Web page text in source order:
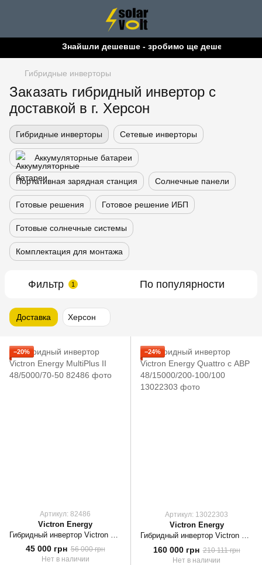
Знайшли дешевше - зробимо ще дешевше!
Гибридные инверторы
Заказать гибридный инвертор с
доставкой в ​​г. Херсон
Гибридные инверторы Сетевые инверторы
Аккумуляторные батареи
Портативная зарядная станция Солнечные панели
Готовые решения Готовое решение ИБП
Готовые солнечные системы
Комплектация для монтажа
Фильтр 1 По популярности
Доставка Херсон
−20%
Артикул: 82486
Victron Energy
45 000 грн 56 000 грн
Нет в наличии
−24%
Артикул: 13022303
Victron Energy
Гибридный инвертор Victron Energy Quattro с АВР 48/15000/200-100/100
160 000 грн 210 111 грн
Нет в наличии